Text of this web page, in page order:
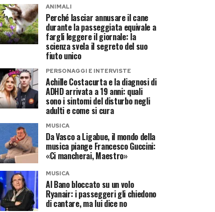
ANIMALI
Perché lasciar annusare il cane
durante la passeggiata equivale a
fargli leggere il giornale: la
scienza svela il segreto del suo
fiuto unico
PERSONAGGI E INTERVISTE
Achille Costacurta e la diagnosi di
ADHD arrivata a 19 anni: quali
sono i sintomi del disturbo negli
adulti e come si cura
MUSICA
Da Vasco a Ligabue, il mondo della
musica piange Francesco Guccini:
«Ci mancherai, Maestro»
MUSICA
Al Bano bloccato su un volo
Ryanair: i passeggeri gli chiedono
di cantare, ma lui dice no